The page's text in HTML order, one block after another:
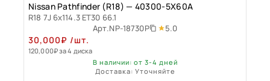
Nissan Pathfinder (R18) — 40300-5X60A
R18 7J 6x114.3 ET30 66.1
Арт.NP-18730P 5.0
30,000₽ /шт.
120,000₽за 4 диска
В наличии: от 3-4 дней
Доставка: Уточняйте